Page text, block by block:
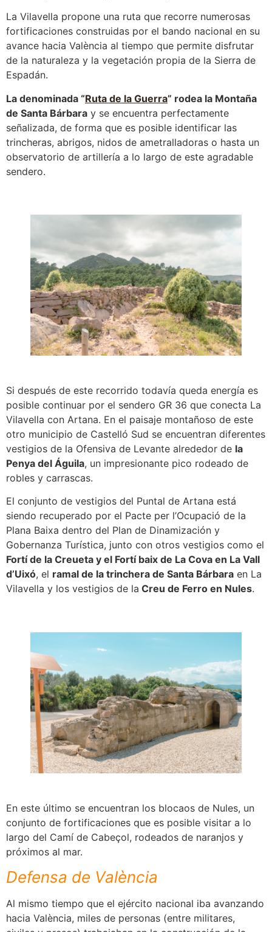
La Vilavella propone una ruta que recorre numerosas
fortificaciones construidas por el bando nacional en su
avance hacia València al tiempo que permite disfrutar
de la naturaleza y la vegetación propia de la Sierra de
Espadán.
La denominada “Ruta de la Guerra” rodea la Montaña
de Santa Bárbara y se encuentra perfectamente
señalizada, de forma que es posible identificar las
trincheras, abrigos, nidos de ametralladoras o hasta un
observatorio de artillería a lo largo de este agradable
sendero.
Si después de este recorrido todavía queda energía es
posible continuar por el sendero GR 36 que conecta La
Vilavella con Artana. En el paisaje montañoso de este
otro municipio de Castelló Sud se encuentran diferentes
vestigios de la Ofensiva de Levante alrededor de la
Penya del Águila, un impresionante pico rodeado de
robles y carrascas.
El conjunto de vestigios del Puntal de Artana está
siendo recuperado por el Pacte per l’Ocupació de la
Plana Baixa dentro del Plan de Dinamización y
Gobernanza Turística, junto con otros vestigios como el
Fortí de la Creueta y el Fortí baix de La Cova en La Vall
d’Uixó, el ramal de la trinchera de Santa Bárbara en La
Vilavella y los vestigios de la Creu de Ferro en Nules.
En este último se encuentran los blocaos de Nules, un
conjunto de fortificaciones que es posible visitar a lo
largo del Camí de Cabeçol, rodeados de naranjos y
próximos al mar.
Defensa de València
Al mismo tiempo que el ejército nacional iba avanzando
hacia València, miles de personas (entre militares,